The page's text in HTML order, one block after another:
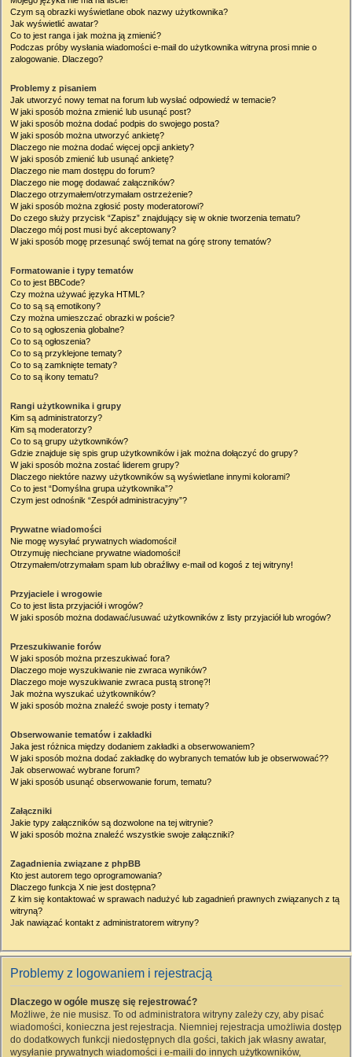
Czym są obrazki wyświetlane obok nazwy użytkownika?
Jak wyświetlić awatar?
Co to jest ranga i jak można ją zmienić?
Podczas próby wysłania wiadomości e-mail do użytkownika witryna prosi mnie o
zalogowanie. Dlaczego?
Problemy z pisaniem
Jak utworzyć nowy temat na forum lub wysłać odpowiedź w temacie?
W jaki sposób można zmienić lub usunąć post?
W jaki sposób można dodać podpis do swojego posta?
W jaki sposób można utworzyć ankietę?
Dlaczego nie można dodać więcej opcji ankiety?
W jaki sposób zmienić lub usunąć ankietę?
Dlaczego nie mam dostępu do forum?
Dlaczego nie mogę dodawać załączników?
Dlaczego otrzymałem/otrzymałam ostrzeżenie?
W jaki sposób można zgłosić posty moderatorowi?
Do czego służy przycisk “Zapisz” znajdujący się w oknie tworzenia tematu?
Dlaczego mój post musi być akceptowany?
W jaki sposób mogę przesunąć swój temat na górę strony tematów?
Formatowanie i typy tematów
Co to jest BBCode?
Czy można używać języka HTML?
Co to są są emotikony?
Czy można umieszczać obrazki w poście?
Co to są ogłoszenia globalne?
Co to są ogłoszenia?
Co to są przyklejone tematy?
Co to są zamknięte tematy?
Co to są ikony tematu?
Rangi użytkownika i grupy
Kim są administratorzy?
Kim są moderatorzy?
Co to są grupy użytkowników?
Gdzie znajduje się spis grup użytkowników i jak można dołączyć do grupy?
W jaki sposób można zostać liderem grupy?
Dlaczego niektóre nazwy użytkowników są wyświetlane innymi kolorami?
Co to jest “Domyślna grupa użytkownika”?
Czym jest odnośnik “Zespół administracyjny”?
Prywatne wiadomości
Nie mogę wysyłać prywatnych wiadomości!
Otrzymuję niechciane prywatne wiadomości!
Otrzymałem/otrzymałam spam lub obraźliwy e-mail od kogoś z tej witryny!
Przyjaciele i wrogowie
Co to jest lista przyjaciół i wrogów?
W jaki sposób można dodawać/usuwać użytkowników z listy przyjaciół lub wrogów?
Przeszukiwanie forów
W jaki sposób można przeszukiwać fora?
Dlaczego moje wyszukiwanie nie zwraca wyników?
Dlaczego moje wyszukiwanie zwraca pustą stronę?!
Jak można wyszukać użytkowników?
W jaki sposób można znaleźć swoje posty i tematy?
Obserwowanie tematów i zakładki
Jaka jest różnica między dodaniem zakładki a obserwowaniem?
W jaki sposób można dodać zakładkę do wybranych tematów lub je obserwować??
Jak obserwować wybrane forum?
W jaki sposób usunąć obserwowanie forum, tematu?
Załączniki
Jakie typy załączników są dozwolone na tej witrynie?
W jaki sposób można znaleźć wszystkie swoje załączniki?
Zagadnienia związane z phpBB
Kto jest autorem tego oprogramowania?
Dlaczego funkcja X nie jest dostępna?
Z kim się kontaktować w sprawach nadużyć lub zagadnień prawnych związanych z tą
witryną?
Jak nawiązać kontakt z administratorem witryny?
Problemy z logowaniem i rejestracją
Dlaczego w ogóle muszę się rejestrować?
Możliwe, że nie musisz. To od administratora witryny zależy czy, aby pisać
wiadomości, konieczna jest rejestracja. Niemniej rejestracja umożliwia dostęp
do dodatkowych funkcji niedostępnych dla gości, takich jak własny awatar,
wysyłanie prywatnych wiadomości i e-maili do innych użytkowników,